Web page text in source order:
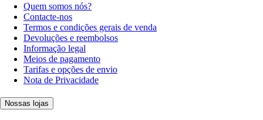
Quem somos nós?
Contacte-nos
Termos e condições gerais de venda
Devoluções e reembolsos
Informação legal
Meios de pagamento
Tarifas e opções de envio
Nota de Privacidade
Nossas lojas